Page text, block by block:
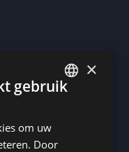
×
gebruik
om uw
Door